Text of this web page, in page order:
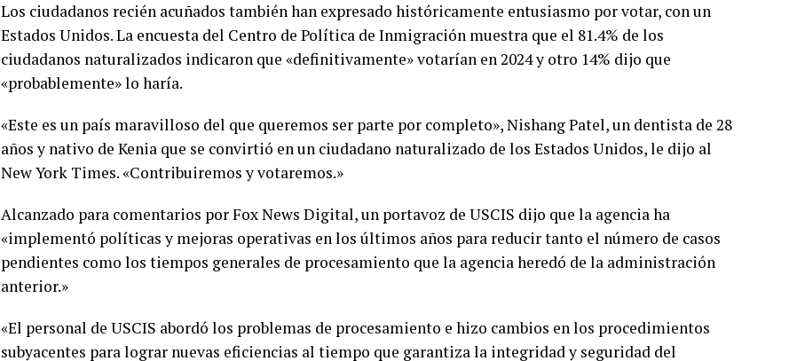
Los ciudadanos recién acuñados también han expresado históricamente entusiasmo por votar, con un
Estados Unidos. La encuesta del Centro de Política de Inmigración muestra que el 81.4% de los
ciudadanos naturalizados indicaron que «definitivamente» votarían en 2024 y otro 14% dijo que
«probablemente» lo haría.
«Este es un país maravilloso del que queremos ser parte por completo», Nishang Patel, un dentista de 28
años y nativo de Kenia que se convirtió en un ciudadano naturalizado de los Estados Unidos, le dijo al
New York Times. «Contribuiremos y votaremos.»
Alcanzado para comentarios por Fox News Digital, un portavoz de USCIS dijo que la agencia ha
«implementó políticas y mejoras operativas en los últimos años para reducir tanto el número de casos
pendientes como los tiempos generales de procesamiento que la agencia heredó de la administración
anterior.»
«El personal de USCIS abordó los problemas de procesamiento e hizo cambios en los procedimientos
subyacentes para lograr nuevas eficiencias al tiempo que garantiza la integridad y seguridad del